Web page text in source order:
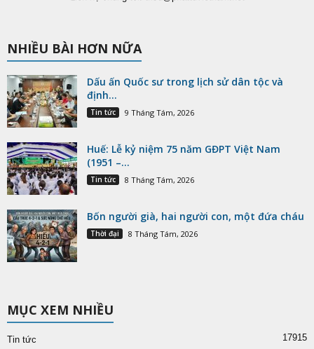
NHIỀU BÀI HƠN NỮA
Dấu ấn Quốc sư trong lịch sử dân tộc và
định...
Tin tức 9 Tháng Tám, 2026
Huế: Lễ kỷ niệm 75 năm GĐPT Việt Nam
(1951 –...
Tin tức 8 Tháng Tám, 2026
Bốn người già, hai người con, một đứa cháu
Thời đại 8 Tháng Tám, 2026
MỤC XEM NHIỀU
Tin tức 17915